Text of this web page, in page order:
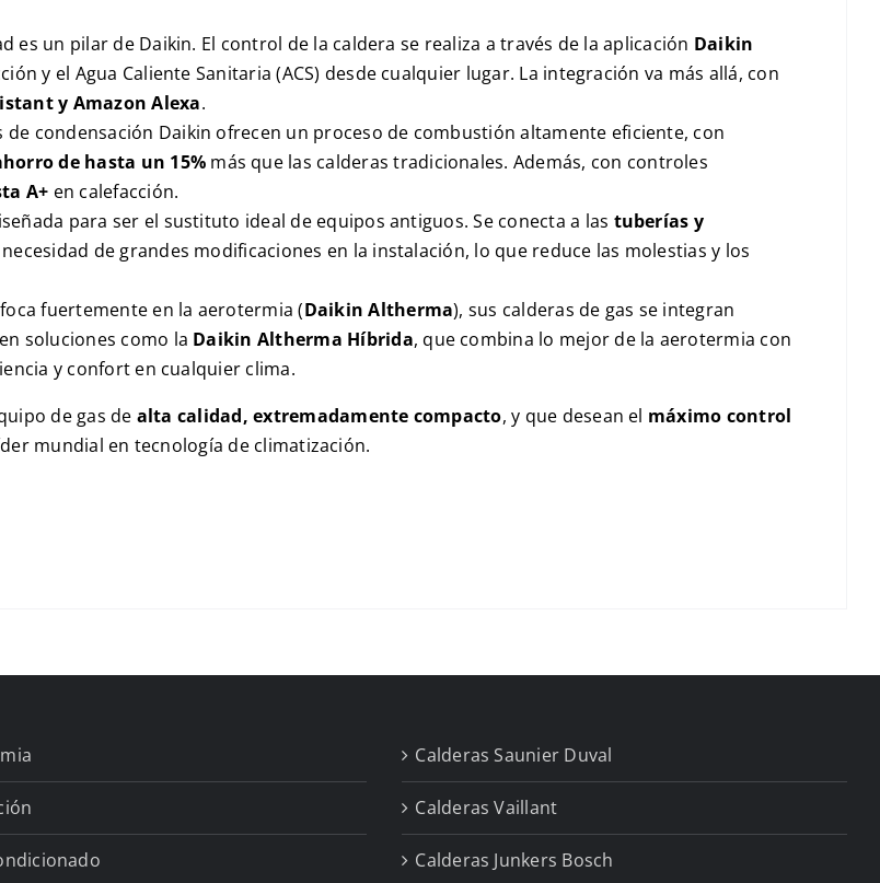
es un pilar de Daikin. El control de la caldera se realiza a través de la aplicación Daikin
y el Agua Caliente Sanitaria (ACS) desde cualquier lugar. La integración va más allá, con
y Amazon Alexa.
de condensación Daikin ofrecen un proceso de combustión altamente eficiente, con
de hasta un 15% más que las calderas tradicionales. Además, con controles
A+ en calefacción.
para ser el sustituto ideal de equipos antiguos. Se conecta a las tuberías y
de grandes modificaciones en la instalación, lo que reduce las molestias y los
fuertemente en la aerotermia (Daikin Altherma), sus calderas de gas se integran
soluciones como la Daikin Altherma Híbrida, que combina lo mejor de la aerotermia con
y confort en cualquier clima.
de gas de alta calidad, extremadamente compacto, y que desean el máximo control
mundial en tecnología de climatización.
Calderas Saunier Duval
Calderas Vaillant
Calderas Junkers Bosch